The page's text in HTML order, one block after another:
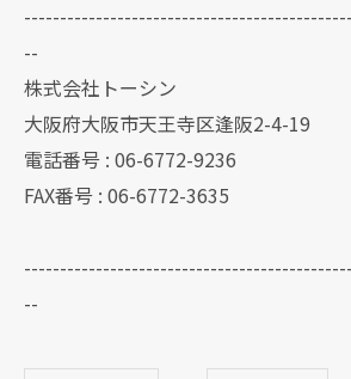
--
株式会社トーシン
大阪府大阪市天王寺区逢阪2-4-19
電話番号 : 06-6772-9236
FAX番号 : 06-6772-3635
--